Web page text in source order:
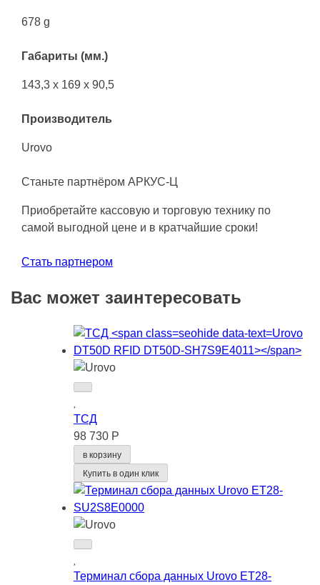
678 g
Габариты (мм.)
143,3 x 169 x 90,5
Производитель
Urovo
Станьте партнёром АРКУС-Ц
Приобретайте кассовую и торговую технику по
самой выгодной цене и в кратчайшие сроки!
Стать партнером
Вас может заинтересовать
ТСД
98 730 Р
в корзину
Купить в один клик
Терминал сбора данных Urovo ET28-